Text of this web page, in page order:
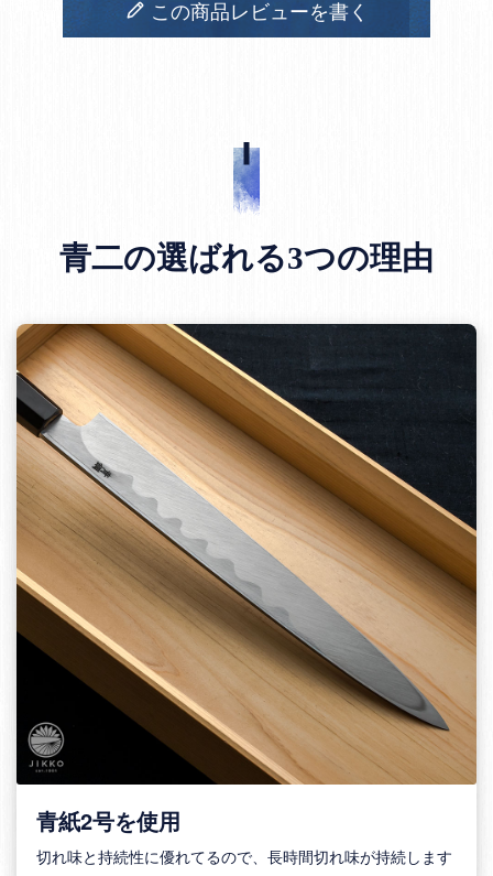
この商品レビューを書く
青二の選ばれる3つの理由
青紙2号を使用
切れ味と持続性に優れてるので、長時間切れ味が持続します